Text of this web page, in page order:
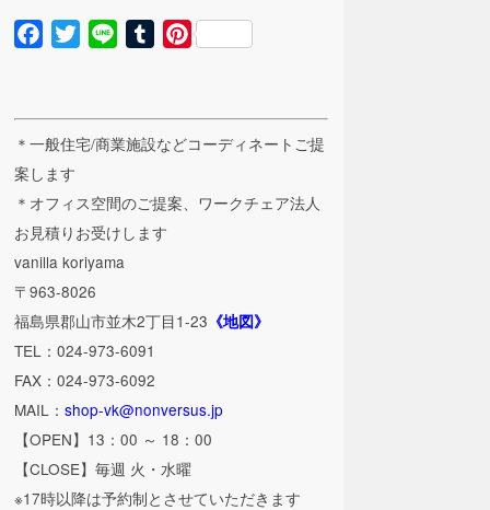
Facebook
Twitter Line TumblrPinterest
＊一般住宅/商業施設などコーディネートご提
案します
＊オフィス空間のご提案、ワークチェア法人
お見積りお受けします
vanilla koriyama
〒963-8026
福島県郡山市並木2丁目1-23 《地図》
TEL：024-973-6091
FAX：024-973-6092
MAIL：shop-vk@nonversus.jp
【OPEN】13：00 ～ 18：00
【CLOSE】毎週 火・水曜
※17時以降は予約制とさせていただきます